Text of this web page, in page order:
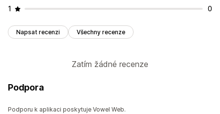
1
0
Napsat recenzi Všechny recenze
Zatím žádné recenze
Podpora
Podporu k aplikaci poskytuje Vowel Web.